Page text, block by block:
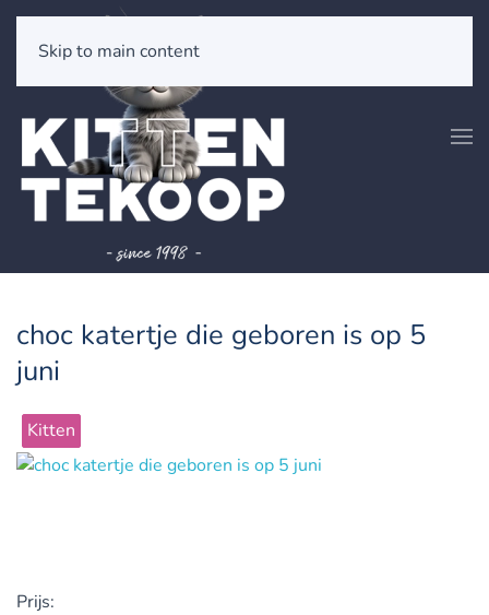
Skip to main content
choc katertje die geboren is op 5
juni
Kitten
Prijs: